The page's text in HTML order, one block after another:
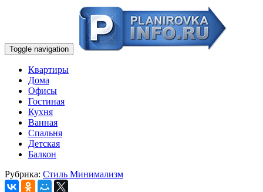
Toggle navigation
Квартиры
Дома
Офисы
Гостиная
Кухня
Ванная
Спальня
Детская
Балкон
Рубрика: Стиль Минимализм